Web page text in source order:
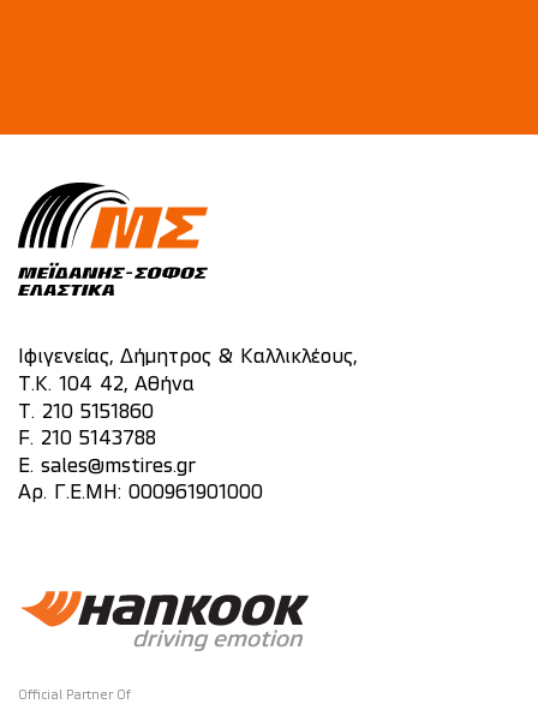
Ιφιγενείας, Δήμητρος & Καλλικλέους,
Τ.Κ. 104 42, Αθήνα
T. 210 5151860
F. 210 5143788
E. sales@mstires.gr
Αρ. Γ.Ε.ΜΗ: 000961901000
Official Partner Of